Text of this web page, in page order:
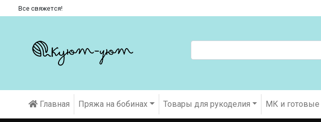
Все свяжется!
Главная Пряжа на бобинах Товары для рукоделия МК и готовые